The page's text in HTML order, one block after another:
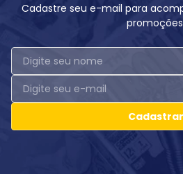
Cadastre seu e-mail para
Cadastrar